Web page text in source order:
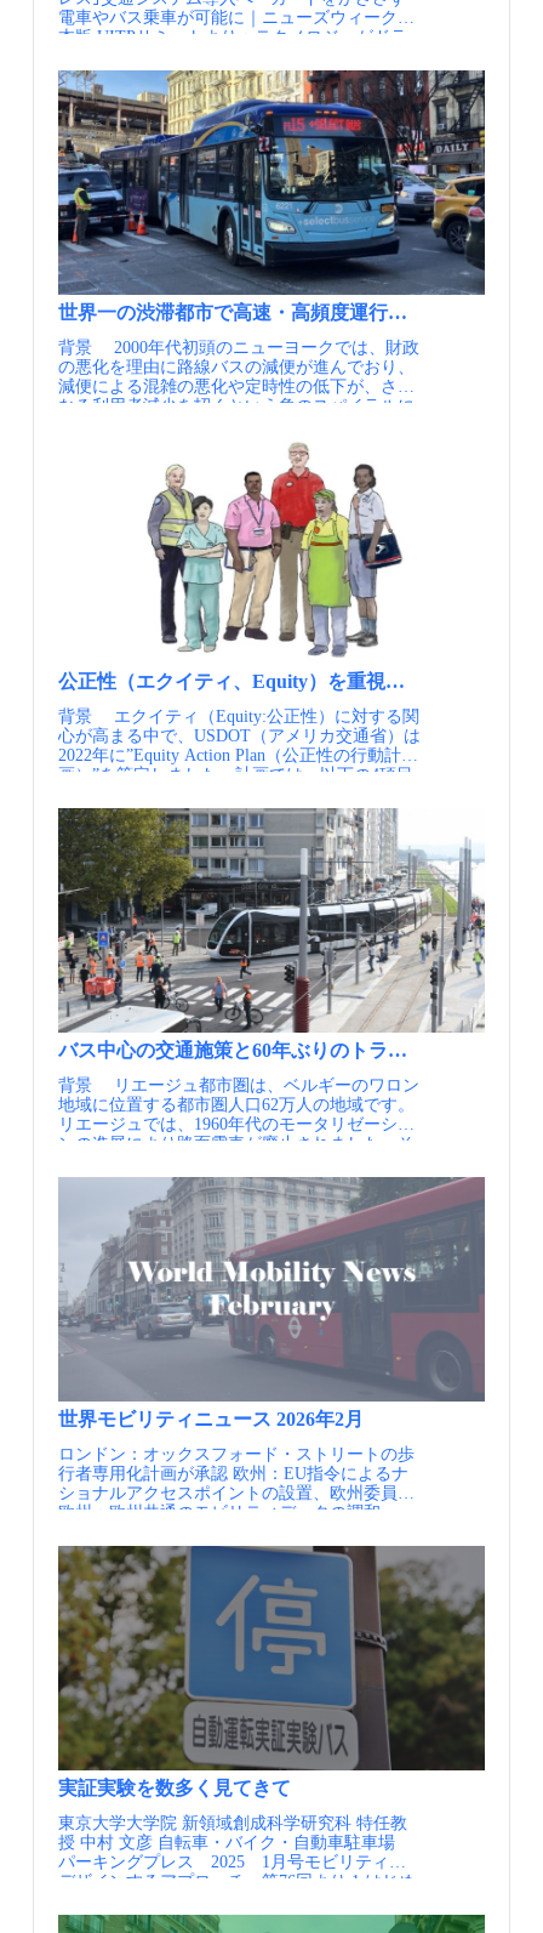
【データ標準の提供】 データ品質に関して、よ
い品質とはどれくらいでないといけないか、標
成しています。 相互運用性に関して、データの
再利用等、サービスプロバイダによるデータ活
用のルール、ライセンスを検討し、ガイドライ
ンを作成しています。 【NAP運用への助言】
交通のデータに関わる多様なステークホルダー
と連携して、どのようなデータをNAPで使える
ようにすべきか等のアドバイスを実施していま
す。 欧州各国で整備されているNAP（出典①）
ポイント 【制度を作っただけでは、データはつ
ながらない】 欧州ではITS指令によりNAPの設
置が義務化され、制度面の整備は進みました
が、実際の運用段階では、国や分野ごとの違い
により相互運用性に課題が残りました。
NAPCOREは、制度設計の「その後」に生じる
ズレを埋める役割を担うことで、分散したデー
タ基盤を実際に機能させています。 【分散型を
前提にした「調整専門の組織」の機能】
NAPCOREは、各国のNAPを統合するのではな
で、仕様や運用の調和を図っています。単一プ
ラットフォームに集約しないという選択は、現
実的で持続可能なデータガバナンスの一つの解
であり、日本においても参考になるアプローチ
ンといった地道な取り組みを積み重ねること
で、異なる主体同士が「同じ言葉・同じ前提」
でデータを扱える環境を整えています。これ
は、データ利活用を進めるうえで、技術以上に
重要な基盤であることを示しています。 【多様
なステークホルダーの巻き込み】 加盟国による
意思決定と、事業者等が関与するアドバイザリ
ーボードを組み合わせた体制により、制度と現
場、市場の視点を接続しています。データガバ
ナンスは行政の内部論理だけでは成立しないと
いう点も、日本で制度設計を進める際の重要な
示唆といえます。 【資料・参考情報】
space (EMDS)（2024.11, European Commission）
②a graphical overview of all active National Access
Points in Europe（European ITS Platform）
③NAPCORE Initiatives（2025.11,David
SchoenmaekersMinistry of Mobility and Transport,
Belgium）
限定されるものではなく、道路交通、自動車、
物流、駐車場、リアルタイム交通情報など、移
れています。 この結果、EU各国で交通・モビ
リティデータにアクセスするための共通の枠組
みが整備されました。ITS指令では、NAPを公
共的なデジタルインフラの一部として位置付け
ており、加盟国は原則として、利用者が無料で
NAPにアクセスできる環境を提供することが求
められています。これにより、サービスプロバ
イダや研究機関、行政などが、国境を越えて交
通データを活用するための基盤が制度面で整え
られていきました。 EU委任規則が定めるNAP
の要件 委任規則NAPの要件2017/1926/EU：マル
チモーダル交通情報サービス•各国が少なくとも
1つのNAPを設置を義務化•マルチモーダルな旅
行情報を標準化されたフォーマットで提供情報
（APIまたはダウンロード可能な形式）し、メ
タデータもNAP上に掲載2015/962/EU：リアルタ
イム交通情報サービス•道路交通に関するリアル
タイム情報（事故、工事、気象、混雑状況な
報をNAPを通じて共有2017/1926/EU：完全実装
期限•各加盟国は、2023年12月までにNAPを実装
している必要があり•実装は段階的で、まず静的
データから始まり、次第にリアルタイムデータ
に移行すること委任規則EU委任規則が定める
標」ではなく、法制度で位置付け EUでは、交
通・モビリティデータの共有を各国や事業者の
自主性に委ねるのではなく、ITS指令により
NAPの設置を義務化しました。データ連携を公
共政策の一部として明確に位置付けたことが、
その後の実装を進める前提条件となっていま
す。 データを集約するのではなく、入口を揃え
る設計 NAPは、すべてのデータを一か所に集め
るプラットフォームではなく、交通データへの
公式なアクセスポイントを明確にする仕組みで
す。各国の既存システムや分散したデータ構造
を前提としつつ、最低限の共通ルールを定める
共インフラとしての位置付け NAPは公共的なデ
ジタルインフラと位置付けられ、原則として無
料で利用できる環境が整えられています。これ
により、行政や研究機関だけでなく、民間のサ
ービスプロバイダも含めた多様な主体が、国境
を越えてデータを活用しやすい土台が形成され
ました。 段階的な制度設計の積み上げ ITS指令
はNAPの設置と基本要件を定める一方で、運用
方法や実装の詳細は各国に委ねています。その
結果、相互運用性や運用のばらつきといった課
題が顕在化しましたが、これは後にNAPCORE
のような調整組織が必要とされた背景でもあり
ます。 一方で現在では、EU加盟国における
NAPの整備は概ね一巡し、制度対応の段階か
ら、実際にデータが活用・流通するフェーズへ
と移行しつつあります。各国は、自国のNAPを
通じてデータ提供や利活用を進めながら、相互
運用性の向上や越境利用の実践に取り組んでお
の」へと段階を進めており、段階的に制度を積
み上げていくEUの進め方は、日本にとっても重
要な示唆を与えてくれます。 出典① 【資料・
参考情報】 ①Creation of a common European
mobility data space (EMDS)（2024.11, European
Commission） ②NAPCORE
Initiatives（2025.11,David SchoenmaekersMinistry
of Mobility and Transport, Belgium） ③政府主導
のリ・デザインデータ基盤、フランス政府（モ
ビリティ知恵袋）
交通の観点からは徒歩、自転車、公共交通を優
先する考え方が示され、自動車交通と大気汚染
においてもこの考え方に基づき、自動車に過度
に依存しない地区としてデザインされていま
す。近年では2014年に開発のビジョンが
Neighborhood Development Framework（NDF）と
して規定され、交通の観点からもコンセプトが
示されています。NDFの策定に続いて、構成エ
リアの一つであるPoland Street地区版の詳細NDF
が策定されました。このNDFにおいては街区、
街路レベルの役割、方向性が多層的に検討さ
れ、その中で地区内の交通量を抑制と持続的な
移動を促進するためにアンコーツモビリティハ
ブが計画されました。 先行開発エリアの様子
（左からHalle St Peter’s, The Cutting Square, New
Islington Marina・出典①） 実施内容 アンコー
ツ再開発の構成エリアの一つであるPoland Street
地区では、アブダビアーバングループの出資に
よる新規住宅が400戸計画され、その住民のた
めの駐車場及び付加的な機能を含めてアンコー
ーツモビリティハブはアーバンヴィレッジの考
え方を実現するため、単なる居住者用の駐車場
にとどまらない様々な機能を有しています。住
民および来客者用の駐車場を406台分確保しつ
つ、車を所有しなくても住みやすい地域とする
ため、カーシェア車両の駐車スペースを30台分
確保しています。同時に、地域のモビリティを
持続的なものとしていくことを狙い、150台分
の駐輪スペース、自転車の利用を促進するため
のシェアサイクル、更衣室やメンテナンス場を
備えたサイクルハブを併設しています。また、
英国内最大規模となる102台分のEV充電機を設
置するほか、400㎡を超える壁面緑化と400枚の
ソーラーパネルによって二酸化炭素排出を抑
え、持続的な地域づくりに向けた工夫がされて
います。建物一階には先に述べたサイクルハブ
のほか、宅配ロッカーを設置して配送交通の削
減を図るなどの工夫もされています。あわせて
ており、モビリティと日常生活をつなぐ場とし
てデザインされています。 ■建物一階にはサイ
クルハブやカフェが配置されている（出典②）
宅配ロッカーも併設（出典③） ポイント 2014
年に策定されたNDFでは駐車場への考え方が示
されており、街路環境全体との一体化を図るこ
とや、電気自動車の充電、自転車駐輪場の設置
が必要であると述べられています。さらに、自
転車に対しては、シャワー、更衣室、自転車レ
ンタルなどの必要性まで指摘されていました。
アンコーツモビリティハブはこの考え方を具体
化したものといえるでしょう。 Poland Street 地
区のコンセプトは、生活を支え、地域を讃える
公共空間を有する持続可能なコミュニティを創
出することです。このコンセプトの中心的役割
を果たすのはモビリティハブに隣接するアンコ
ーツグリーンと呼ばれる1,370㎡の公園及びそこ
に接続する歩行者ネットワークです。これによ
環境の高質化、コミュニティライフの改善、都
市構造とのつながりの強化を図っています。モ
ビリティハブのデザインにおいてもアンコーツ
グリーンとの関係性が強く意識されており、緑
道と一体となったデザインやアンコーツグリー
ンを見渡すカフェなどに利用できる商用スペー
スが確保されています。 モビリティの機能面か
らもこのコンセプトを支えるため、居住空間か
ら駐車場や車動線を分離し、移動を自動車から
徒歩や自転車などのアクティブトラベルへとリ
バランスする役割を担う考え方に基づいた仕様
拠点としての機能にとどまらず、まちの中でモ
を与えてくれる事例といえるでしょう。 モビリ
ティハブはアンコーツグリーンに隣接し、アク
ティブトラベルへのリバランスの役割を担う モ
ビリティハブ周辺には緑豊かな空間が整備 モビ
れている 【資料・参考情報】 ①ANCOATS
AND NEW ISLINGTON NDF CHARACTER
AREA 3 - POLAND STREET ZONE, Manchester
City Council, June 2020 ②Manchester City Coucil
Web Site ③IBS撮影
電車やバス乗車が可能に｜ニューズウィーク日
本版 UITPサミットより：テクノロジーがドラ
ニューヨーク：ニューヨークの地下鉄路線図が
1979年以来初めて全面的にリニューアル アトラ
ンタ：公正性を重視し、100路線を超えるバス
ネットワークをリデザイン 米国：米国、15億ド
ル（約2200億円）のバス補助金を発表 サンディ
エゴ：データ駆動型のモビリティマスタープラ
ンを採用 UITP：Global Metro Figures 2024を公
表 シンガポール：無人運転バス、セントーサ島
で運行開始 ハンブルグ：まちなかオンデマンド
交通MOIA 地域モビリティ知恵袋に公開 ハン
ブルグ：2030年1万台無人運転計画による都市
交通のリ・デザイン、地域モビリティ知恵袋に
公開 情報提供元：一般社団法人日本モビリテ
ィ・マネジメント会議 定期的にメールでの情報
提供を希望される方はJCOMMのWebページよ
り、JCOMMメーリングリストへの登録を行って
ください。 JCOMMメーリングリスト配信内
容・JCOMMニューズレター（年4回） 日本の
援することを目的として、 一般社団法人 日本
モビリティ・マネジメント会議より配信するニ
ューズレターです。・MM関連ニュース（毎
月） 国内外のMM関連の最新情報を一覧にし
てお届けします。・MM関連情報（不定期）
皆様よりいただいた関連イベント等の情報を配
信します。・JCOMM関連情報 毎年開催してい
るJCOMMの大会情報や参加情報をいち早くお届
世界一の渋滞都市で高速・高頻度運行を実現したBRT
背景 2000年代初頭のニューヨークでは、財政
の悪化を理由に路線バスの減便が進んでおり、
減便による混雑の悪化や定時性の低下が、さら
なる利用者減少を招くという負のスパイラルに
量輸送機関として、地下鉄を新しく整備するに
は費用と時間がかかるため、NYCDOTは地下鉄
を補完する、速く信頼性の高い交通サービスを
より安く迅速に整備するため、BRTの導入を決
定しました。2008年以降、運行距離が長く混雑
しやすい16路線について、通常のバスより速達
性を高めたサービスであることを示す
SBS（Select Bus Service、以下SBS）のブランド
を冠してBRTが運行しています。 専用塗装の車
両でBRTと一目で分かるデザインに NYの市街
地で年々拡大するSBS導入路線 実施内容 SBS
が運行される停留所や走行空間では、以下のよ
うな取組により、通常のバスに対する速達性と
信頼性の向上を実現しています。・停車時間削
減のための取組として、停留所に設置された券
売機で事前にチケットを購入し、乗車時の確認
を省略する信用乗車方式を導入しています。ま
た、停留所での乗降時間を短縮するため、側面
す。 速達性・定時性向上のための取組とし
て、停留所の間隔を広くすることによる停車頻
度の削減や、専用車線を走行することによる速
達性の向上が図られています。また、交通信号
との連携も行われており、特にバス専用車線を
交差点の直前にのみ設けたキュージャンプレー
ンは特徴的な取組の1つです。 利便性の向上
のための取組として、ベンチ・上屋・照明のあ
るシェルター（待合空間）をバス停に設置して
いるほか、運行情報がリアルタイムに提供され
ています。 バス運行の信頼性、運転士の運転
負担を軽減するため、路線バスの前方にはバス
カメラが設置され、違反者に対する啓発を行っ
ています。 2008~14年に導入された6路線で
は、SBSの導入後、バスの所要時間は導入前か
ら20%前後減少した一方、初年度の利用者が
10%増加する、といった効果が表れています。
先出し優先信号（Queue jump lane）により、
が運行できるよう工夫 待合空間・券売機・サイ
ネージが整備されたSBS停留所① 待合空間・券
売機・サイネージが整備されたSBS停留所② ポ
イント バスサービスのブランディングだけでな
く、バス専用車線、停留所のバスベイ（バスの
停車空間）、券売機、待合空間の整備、優先信
号の導入といった、バスの利便性・速達性・定
時性を向上させる取組がセットで行われている
ことが特徴です。路線ごとに700万～2700万ド
ルという多額の資金が投入されていますが、こ
れにより速達性と信頼性の高い交通サービスの
につなげています。 またニューヨークでは、市
congestion pricing（渋滞課金）が2025年1月から
導入されていますが、市はこの課金制度で得た
収入を、公共交通機関への投資に充当していま
す。 SBSを導入する路線の選定においては、当
ない地域や地下鉄の混雑に直面している地域な
どが選定されています。また、導入過程では市
全域でワークショップを開催し、市民の意見を
もとに導入計画が策定されました。
公正性（エクイティ、Equity）を重視した交通政策へ
背景 エクイティ（Equity:公正性）に対する関
心が高まる中で、USDOT（アメリカ交通省）は
2022年に”Equity Action Plan（公正性の行動計
画）”を策定しました。計画では、以下の4項目
時間や費用の格差低減によるアクセス拡大・小
規模事業者への契約分配・住民意見の意思決定
への反映・人種・所得により不利益な扱いを受
けてきた地域への投資の拡大 また、USDOTが
同年に公表した”Strategic Plan FY2022-2026”にお
いても、安全性や環境面の持続可能性と並ん
で、エクイティが主要な目標の1つとして位置
付けられています。2025年1月に開催されたTRB
Annual Meetingでは、エクイティに関するセッ
ションが多数設けられており、米国を中心に交
通計画におけるエクイティへの関心の高まりが
感じられます。 USDOTの戦略目標の1つに「エ
クイティ（Equity）」が位置付けられた（出展
エクイティを高めるための取り組みが行われて
います。 米国の高速道路や公共交通機関の規
格設定を担うAASHTO（American Association of
State Highway and Transportation officials）は、
描くためのムーンショットプロジェクトに取り
組んでいます。このプロジェクトでは、「コミ
ュニティ中心の交通」というビジョンが描かれ
ています。 このムーンショットプロジェクト
の１つにニュージャージー州交通局（NJDOT)
が取り組むAccess to Opportunity – ALICEという
プロジェクトがあります。ALICEとは「Asset
Limited, Income Constrained, Employed」の略称
です。職、学校、保育、ヘルスケア、店、社会
的サービスへの到達に加え、友達、家族、宗教
的なコミュニティへのアクセスを求めている人
る際に、ALICEのことを改めて考え直すことが
の段階のそれぞれにおいてALICEを考慮するこ
とが提案されています。 AASHTOのムーンショ
ットプロジェクトのビジョン（出展②） ALICE
のイメージと説明（出展③） ALICEのイメージ
ロジェクトでは、移動における費用や時間とい
った移動格差（モビリティディバイド）を低減
していくことが、既にビジョンとして打ち出し
ていることが特筆されます。 例えば、2050年ま
でにマイカーによる移動時間と公共交通による
移動時間を同程度とする目標や所得に占める移
動費用の割合について、年収による格差を2050
年までに無くすなどの具体的な政策目標が掲げ
られてきた点も特徴です。 また、米国では長
年、人種・属性の違いによって享受できる交通
サービスが異なるといった問題も生じており、
こうした問題を改善することも、交通施策に取
り組む際の目的の1つに位置付けられていま
す。 都市圏レベルでも、シアトル、アトランタ
などでは、公正性を重要視した都市交通のビジ
ョンの策定、公共交通の路線再編など、都市交
通のリデザインが始まっています。 移動格差、
公正性の具体的な政策目標（出典④） 【資料・
Transportation： Strategic Plan FY2022-
バス中心の交通施策と60年ぶりのトラムの復活、リエ
背景 リエージュ都市圏は、ベルギーのワロン
地域に位置する都市圏人口62万人の地域です。
リエージュでは、1960年代のモータリゼーショ
ンの進展により路面電車が廃止されました。そ
進められ、路面電車の廃線跡は、バス専用道と
して市内各地に再整備されました。しかし、
1990年代に入ると、中心部ではピーク時に1時
間あたり50台以上のバスが運行されるようにな
り、バス輸送だけでは需要に対応しきれないと
いう問題が生じました。実際、1990年代にはバ
ス利用者が減少に転じています。 こうした状
況の中、リエージュでは環境意識の高まりも背
景に、公共交通の重要性が再認識され、トラム
復活の構想が芽生えました。その構想は、リエ
ージュ都市圏で初となるモビリティ計画「Plan
称：PUM）」の中で具体化されました。トラム
パートナーシップによりこれを乗り越え、2019
年に着工。2025年4月28日に開通し、60年ぶり
にトラムがリエージュの街に戻ってきました。
さらに現在は、BRT（バス高速輸送システム）4
予定されています。 市内のバス専用道 トラム
の整備状況 トラム車両 実施内容 PUMは、リ
エージュにおけるトラム復活のきっかけとなっ
た計画であり、リエージュ市を含む24の自治体
から構成される都市圏のモビリティ計画です。
法的な拘束力は持ちませんが、大規模なプロジ
ェクトの実施にあたっての方針づくりや、各自
治体の取組を支援するための役割を担っていま
す。 PUMでは、リエージュの地区開発計画
（SDALg）と目標を共有しつつ、地域ごとの自
動車分担率の目標を設定しています。リエージ
ュ都市圏（下図緑色のエリア）では自動車分担
率を30％以下、その周辺地域（下図オレンジ色
のエリア）では半分以下、それ以外の地域では
5〜60％に抑えることを目指しています。
PUM初版は、地元議員の要請から2008年に作成
され、その時の調査によりトラム路線の整備計
画が具体化しました。しかし当時は、高速道路
への関心が低く、計画策定の最後のステップで
世界モビリティニュース 2026年2月
ロンドン：オックスフォード・ストリートの歩
行者専用化計画が承認 欧州：EU指令によるナ
ショナルアクセスポイントの設置、欧州委員会
欧州：欧州共通のモビリティデータの調和、
ポータルの構築、ドイツ連邦/BASt 情報提供
元：一般社団法人日本モビリティ・マネジメン
ト会議 定期的にメールでの情報提供を希望され
る方はJCOMMのWebページより、JCOMMメー
リングリストへの登録を行ってください。
JCOMMメーリングリスト配信内容・JCOMMニ
ューズレター（年4回） 日本のMMの実務と研
究に関わる様々な情報交換を支援することを目
的として、 一般社団法人 日本モビリティ・マ
ネジメント会議より配信するニューズレターで
す。・MM関連ニュース（毎月） 国内外のMM
関連の最新情報を一覧にしてお届けします。・
MM関連情報（不定期） 皆様よりいただいた
関連イベント等の情報を配信します。・JCOMM
関連情報 毎年開催しているJCOMMの大会情報
や参加情報をいち早くお届けします。
実証実験を数多く見てきて
東京大学大学院 新領域創成科学研究科 特任教
授 中村 文彦 自転車・バイク・自動車駐車場
パーキングプレス 2025 1月号モビリティを
デザインするアプローチ 第76回より 1.はじめ
ても多くなっている。ここで、公共交通とは、